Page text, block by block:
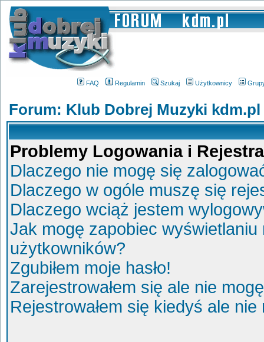
FAQ Regulamin Szukaj Użytkownicy
Forum: Klub Dobrej Muzyki kdm.pl
Problemy Logowania i
Dlaczego nie mogę się
Dlaczego w ogóle muszę się
Dlaczego wciąż jestem
Jak mogę zapobiec
użytkowników?
Zgubiłem moje hasło!
Zarejestrowałem się ale nie
Rejestrowałem się kiedyś ale